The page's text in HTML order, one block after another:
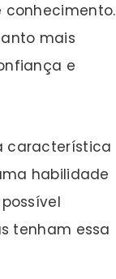
conhecimento.
mais
e
característica
habilidade
tenham essa